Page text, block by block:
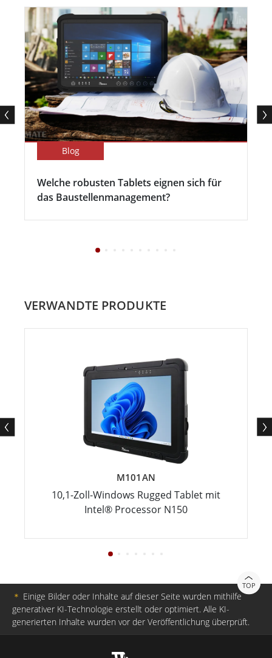
Blog
Welche robusten Tablets eignen sich für
das Baustellenmanagement?
VERWANDTE PRODUKTE
M101AN
10,1-Zoll-Windows Rugged Tablet mit
Intel® Processor N150
TOP
＊ Einige Bilder oder Inhalte auf dieser Seite wurden mithilfe
generativer KI-Technologie erstellt oder optimiert. Alle KI-
generierten Inhalte wurden vor der Veröffentlichung überprüft.